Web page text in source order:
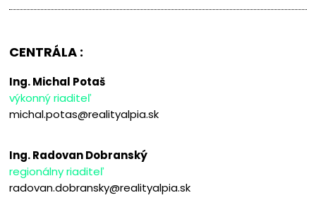
CENTRÁLA :
Ing. Michal Potaš
výkonný riaditeľ
michal.potas@realityalpia.sk
Ing. Radovan Dobranský
regionálny riaditeľ
radovan.dobransky@realityalpia.sk